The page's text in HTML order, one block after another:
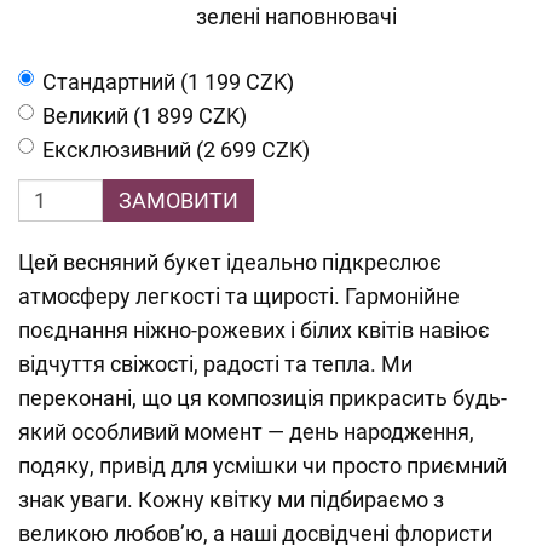
зелені наповнювачі
Cтандартний (1 199 CZK)
Великий (1 899 CZK)
Ексклюзивний (2 699 CZK)
ЗАМОВИТИ
Цей весняний букет ідеально підкреслює
атмосферу легкості та щирості. Гармонійне
поєднання ніжно-рожевих і білих квітів навіює
відчуття свіжості, радості та тепла. Ми
переконані, що ця композиція прикрасить будь-
який особливий момент — день народження,
подяку, привід для усмішки чи просто приємний
знак уваги. Кожну квітку ми підбираємо з
великою любов’ю, а наші досвідчені флористи